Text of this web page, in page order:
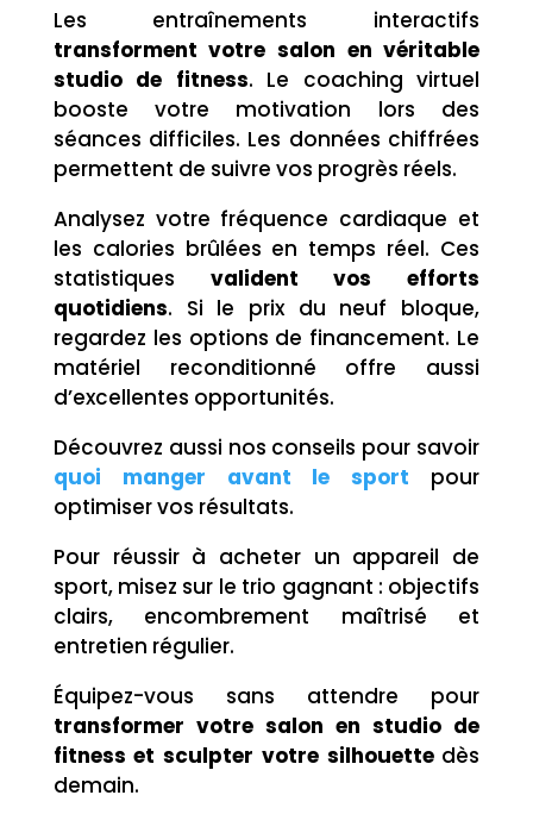
Les entraînements interactifs
transforment votre salon en véritable
studio de fitness. Le coaching virtuel
booste votre motivation lors des
séances difficiles. Les données chiffrées
permettent de suivre vos progrès réels.
Analysez votre fréquence cardiaque et
les calories brûlées en temps réel. Ces
statistiques valident vos efforts
quotidiens. Si le prix du neuf bloque,
regardez les options de financement. Le
matériel reconditionné offre aussi
d’excellentes opportunités.
Découvrez aussi nos conseils pour savoir
quoi manger avant le sport pour
optimiser vos résultats.
Pour réussir à acheter un appareil de
sport, misez sur le trio gagnant : objectifs
clairs, encombrement maîtrisé et
entretien régulier.
Équipez-vous sans attendre pour
transformer votre salon en studio de
fitness et sculpter votre silhouettedès
demain.